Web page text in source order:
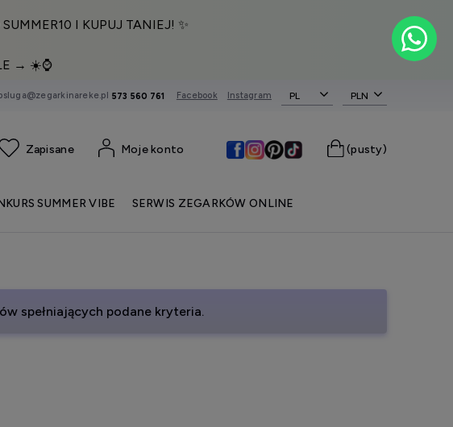
I KUPUJ TANIEJ! ✨
→ ☀️⌚️
573 560 761 Facebook Instagram PL
(pusty)
Moje konto
SUMMER VIBE
SERWIS ZEGARKÓW ONLINE
spełniających podane kryteria.